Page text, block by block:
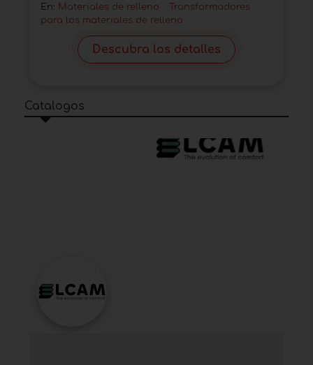
En: Materiales de relleno
Transformadores
para los materiales de relleno
Descubra los detalles
Catalogos